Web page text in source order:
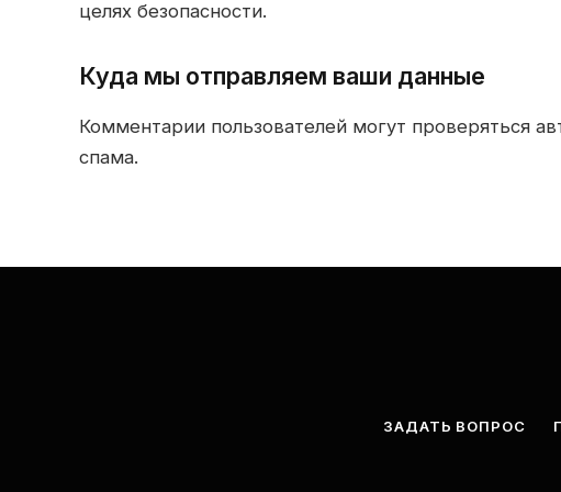
целях безопасности.
куда мы отправляем ваши данные
Комментарии пользователей могут проверяться
спама.
ЗАДАТЬ ВОПРОС